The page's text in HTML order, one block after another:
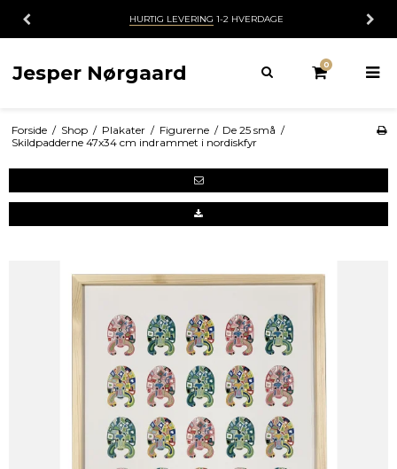
HURTIG LEVERING 1-2 HVERDAGE
Jesper Nørgaard 0
Forside / Shop / Plakater / Figurerne / De 25 små /
Skildpadderne 47x34 cm indrammet i nordiskfyr